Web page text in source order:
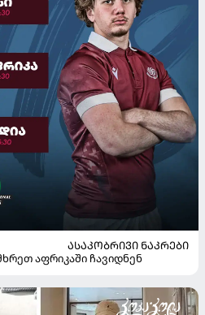
ᲐᲡᲐᲙᲝᲑᲠᲘᲕᲘ ᲜᲐᲙᲠᲔᲑᲘ
აფრიკაში ჩავიდნენ